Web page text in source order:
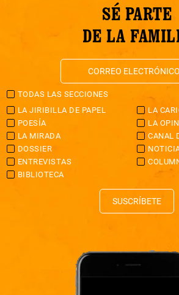
SÉ PARTE
DE LA
TODAS LAS SECCIONES
LA JIRIBILLA DE PAPEL
LA
POESÍA
LA
LA MIRADA
CANAL
DOSSIER
ENTREVISTAS
BIBLIOTECA
SUSCRÍBETE